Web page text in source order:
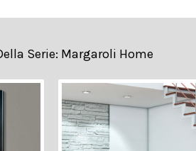
Serie: Margaroli Home